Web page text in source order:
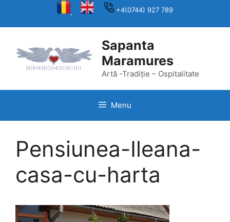
+4(0744) 927 789
Sapanta
Maramures
Artă -Tradiție – Ospitalitate
Menu
Pensiunea-Ileana-
casa-cu-harta